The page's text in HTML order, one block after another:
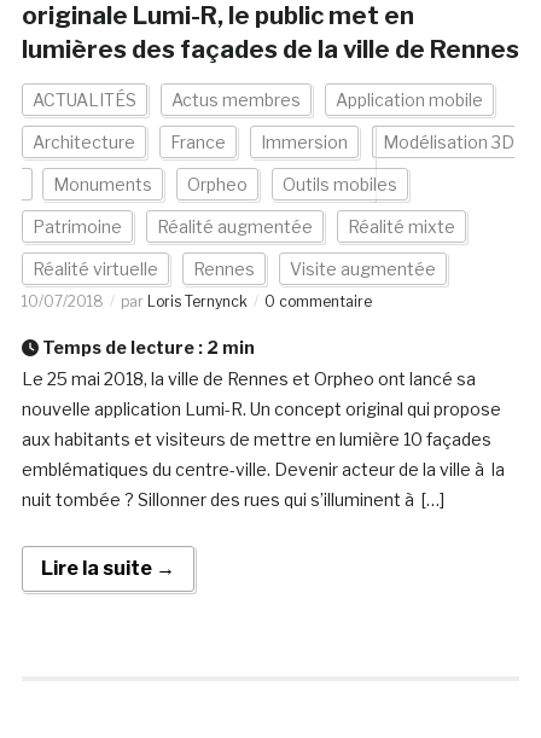
originale Lumi-R, le public met en
lumières des façades de la ville de Rennes
ACTUALITÉS Actus membres Application mobile
Architecture France Immersion Modélisation 3D
Monuments Orpheo Outils mobiles
Patrimoine Réalité augmentée Réalité mixte
Réalité virtuelle Rennes Visite augmentée
10/07/2018 par Loris Ternynck 0 commentaire
Temps de lecture : 2 min
Le 25 mai 2018, la ville de Rennes et Orpheo ont lancé sa
nouvelle application Lumi-R. Un concept original qui propose
aux habitants et visiteurs de mettre en lumière 10 façades
emblématiques du centre-ville. Devenir acteur de la ville à la
nuit tombée ? Sillonner des rues qui s’illuminent à […]
Lire la suite →